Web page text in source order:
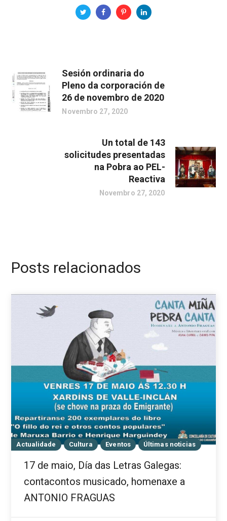
Sesión ordinaria do
Pleno da corporación de
26 de novembro de 2020
Novembro 27, 2020
Un total de 143
solicitudes presentadas
na Pobra ao PEL-
Reactiva
Novembro 27, 2020
Posts relacionados
Actualidade Cultura Eventos Últimas noticias
17 de maio, Día das Letras Galegas:
contacontos musicado, homenaxe a
ANTONIO FRAGUAS